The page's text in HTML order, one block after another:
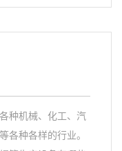
种机械、化工、汽
各种各样的行业。